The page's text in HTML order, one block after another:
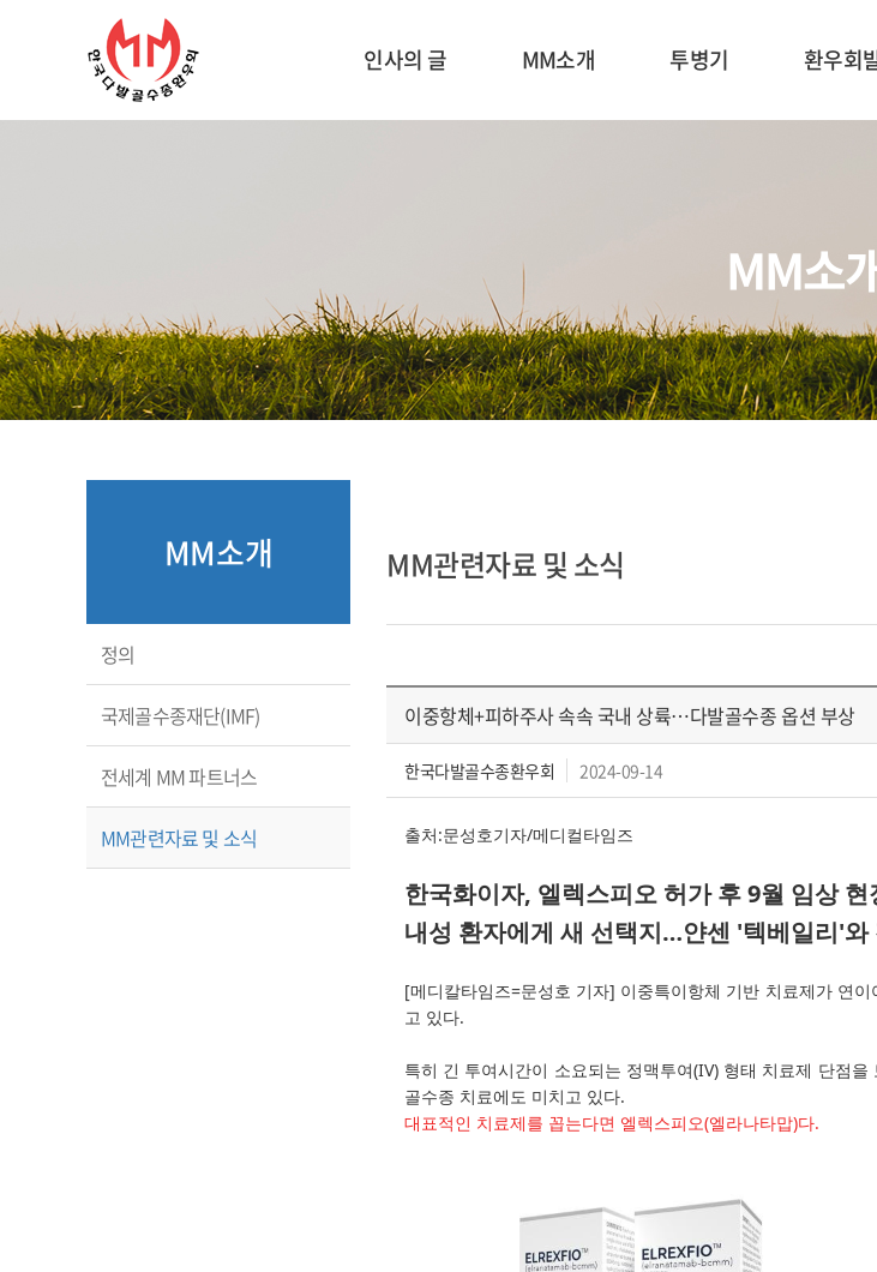
인사의 글 MM소개 투병기 환우회
MM소
MM소개
정의
국제골수종재단(IMF)
전세계 MM 파트너스
MM관련자료 및 소식
MM관련자료 및 소식
이중항체+피하주사 속속 국내 상륙…다발골수종 옵션 부상
한국다발골수종환우회 2024-09-14
출처:문성호기자/메디컬타임즈
한국화이자, 엘렉스피오 허가 후 9월 임상 현
내성 환자에게 새 선택지…얀센 '텍베일리'와
[메디칼타임즈=문성호 기자] 이중특이항체 기반 치료제가 연
고 있다.
특히 긴 투여시간이 소요되는 정맥투여(IV) 형태 치료제 단점
골수종 치료에도 미치고 있다.
대표적인 치료제를 꼽는다면 엘렉스피오(엘라나타맙)다.